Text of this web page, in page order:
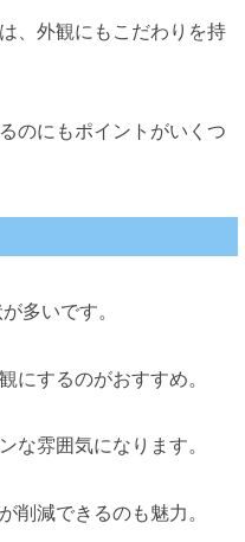
、外観にもこだわりを持
のにもポイントがいくつ
多いです。
にするのがおすすめ。
な雰囲気になります。
削減できるのも魅力。